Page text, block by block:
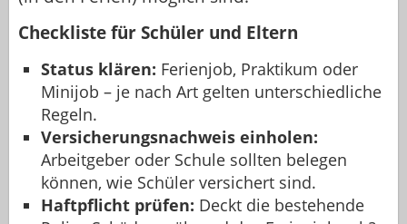
Checkliste für Schüler und Eltern
Status klären: Ferienjob, Praktikum oder
Minijob – je nach Art gelten unterschiedliche
Regeln.
Versicherungsnachweis einholen:
Arbeitgeber oder Schule sollten belegen
können, wie Schüler versichert sind.
Haftpflicht prüfen: Deckt die bestehende